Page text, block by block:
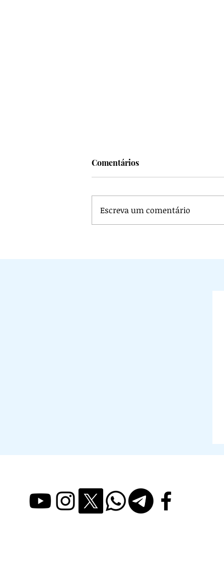
Comentários
Escreva um comentário